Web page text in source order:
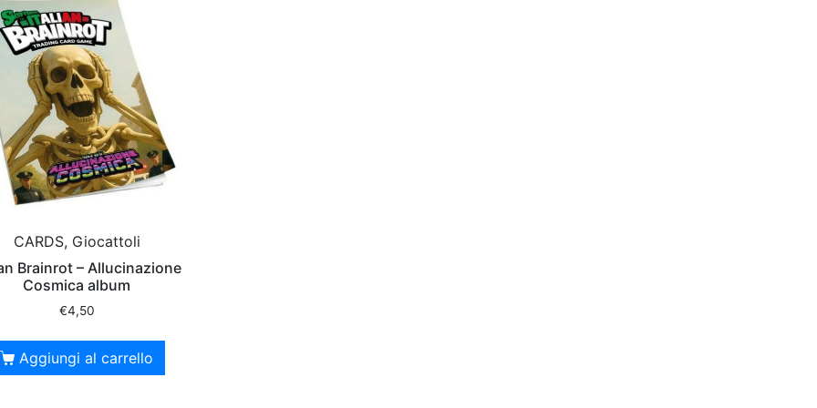
CARDS, Giocattoli
Brainrot – Allucinazione
Cosmica album
€4,50
Aggiungi al carrello